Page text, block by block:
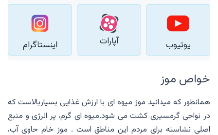
یوتیوب آپارات اینستاگرام
خواص موز
همانطور که میدانید موز میوه ای با ارزش غذایی بسیاربالاست که
در نواحی گرمسیری کشت می شود.میوه ای گرم، پر انرژی و منبع
اصلی نشاسته برای مردم این مناطق است . موز خام حاوی آب،